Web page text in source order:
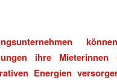
ihre
Energien